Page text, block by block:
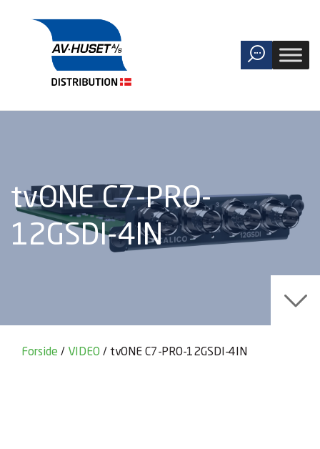
tvONE C7-PRO-
12GSDI-4IN
Forside / VIDEO / tvONE C7-PRO-12GSDI-4IN